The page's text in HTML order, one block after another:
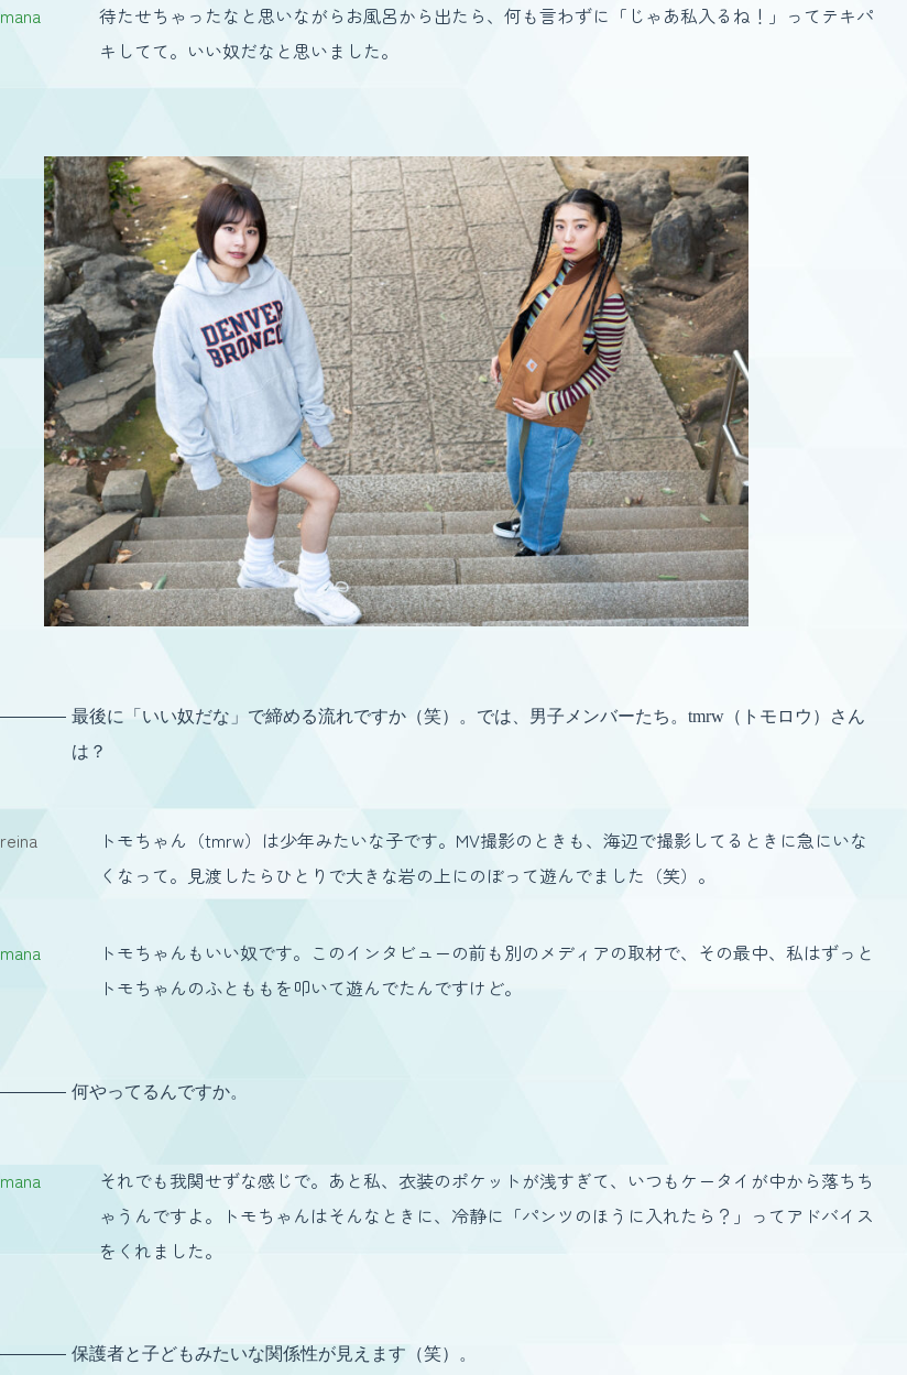
mana
待たせちゃったなと思いながらお風呂から出たら、何も言わずに「じゃあ私入るね！」ってテキパ
キしてて。いい奴だなと思いました。
最後に「いい奴だな」で締める流れですか（笑）。では、男子メンバーたち。tmrw（トモロウ）さん
は？
reina
トモちゃん（tmrw）は少年みたいな子です。MV撮影のときも、海辺で撮影してるときに急にいな
くなって。見渡したらひとりで大きな岩の上にのぼって遊んでました（笑）。
mana
トモちゃんもいい奴です。このインタビューの前も別のメディアの取材で、その最中、私はずっと
トモちゃんのふとももを叩いて遊んでたんですけど。
何やってるんですか。
mana
それでも我関せずな感じで。あと私、衣装のポケットが浅すぎて、いつもケータイが中から落ちち
ゃうんですよ。トモちゃんはそんなときに、冷静に「パンツのほうに入れたら？」ってアドバイス
をくれました。
保護者と子どもみたいな関係性が見えます（笑）。